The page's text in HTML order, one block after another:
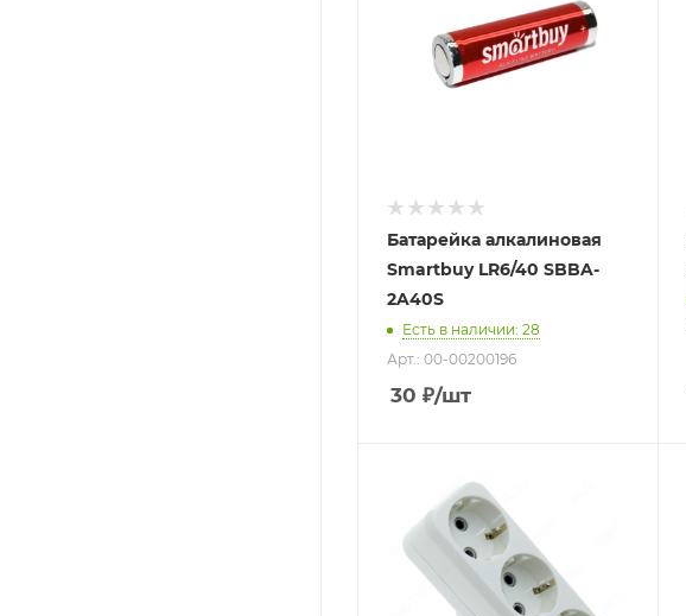
Батарейка алкалиновая
Smartbuy LR6/40 SBBA-
2A40S
Есть в наличии: 28
Арт.: 00-00200196
30 ₽/шт